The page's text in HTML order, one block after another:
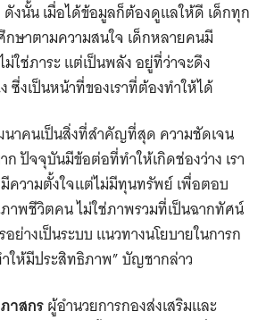
ดังนั้น เมื่อได้ข้อมูลก็ต้องดูแลให้ดี เด็กทุก
ษาตามความสนใจ เด็กหลายคนมี
ใช่ภาระ แต่เป็นพลัง อยู่ที่ว่าจะดึง
ซี่งเป็นหน้าที่ของเราที่ต้องทำให้ได้
นาคนเป็นสิ่งที่สำคัญที่สุด ความชัดเจน
ปัจจุบันมีข้อต่อที่ทำให้เกิดช่องว่าง เรา
ความตั้งใจแต่ไม่มีทุนทรัพย์ เพื่อตอบ
พชีวิตคน ไม่ใช่ภาพรวมที่เป็นฉากทัศน์
ย่างเป็นระบบ แนวทางนโยบายในการก
ให้มีประสิทธิภาพ” บัญชากล่าว
าสกรผู้อำนวยการกองส่งเสริมและ